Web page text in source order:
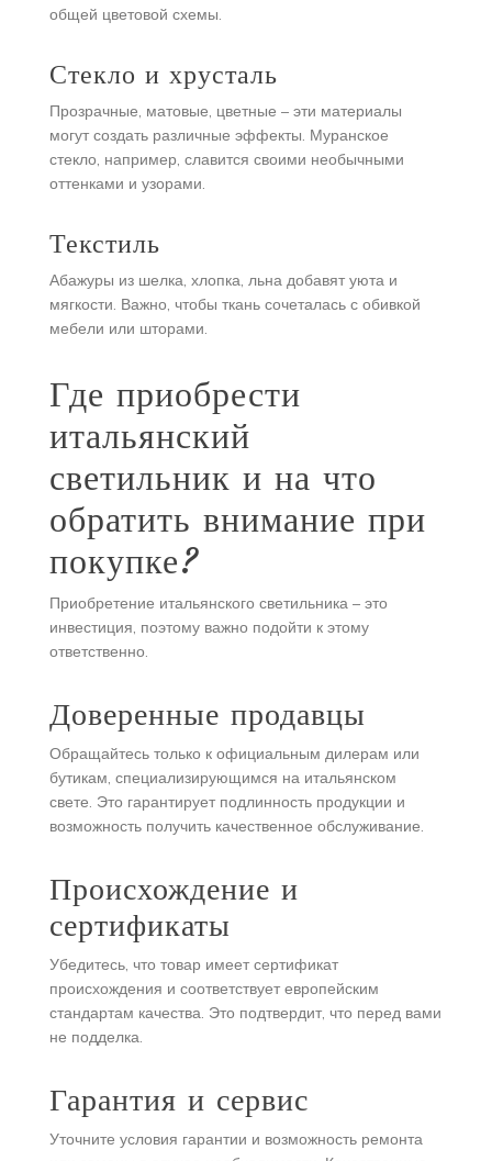
общей цветовой схемы.
Стекло и хрусталь
Прозрачные, матовые, цветные – эти материалы
могут создать различные эффекты. Муранское
стекло, например, славится своими необычными
оттенками и узорами.
Текстиль
Абажуры из шелка, хлопка, льна добавят уюта и
мягкости. Важно, чтобы ткань сочеталась с обивкой
мебели или шторами.
Где приобрести
итальянский
светильник и на что
обратить внимание при
покупке?
Приобретение итальянского светильника – это
инвестиция, поэтому важно подойти к этому
ответственно.
Доверенные продавцы
Обращайтесь только к официальным дилерам или
бутикам, специализирующимся на итальянском
свете. Это гарантирует подлинность продукции и
возможность получить качественное обслуживание.
Происхождение и
сертификаты
Убедитесь, что товар имеет сертификат
происхождения и соответствует европейским
стандартам качества. Это подтвердит, что перед вами
не подделка.
Гарантия и сервис
Уточните условия гарантии и возможность ремонта